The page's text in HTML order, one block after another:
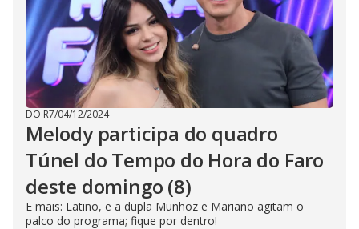
DO R7/04/12/2024
Melody participa do quadro
Túnel do Tempo do Hora do Faro
deste domingo (8)
E mais: Latino, e a dupla Munhoz e Mariano agitam o
palco do programa; fique por dentro!